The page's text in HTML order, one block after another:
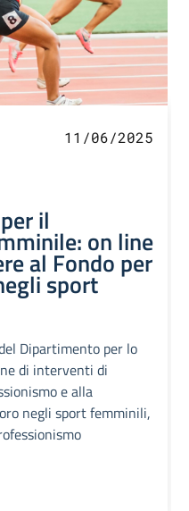
11/06/2025
il
on line
al Fondo per
sport
Dipartimento per lo
di interventi di
e alla
negli sport femminili,